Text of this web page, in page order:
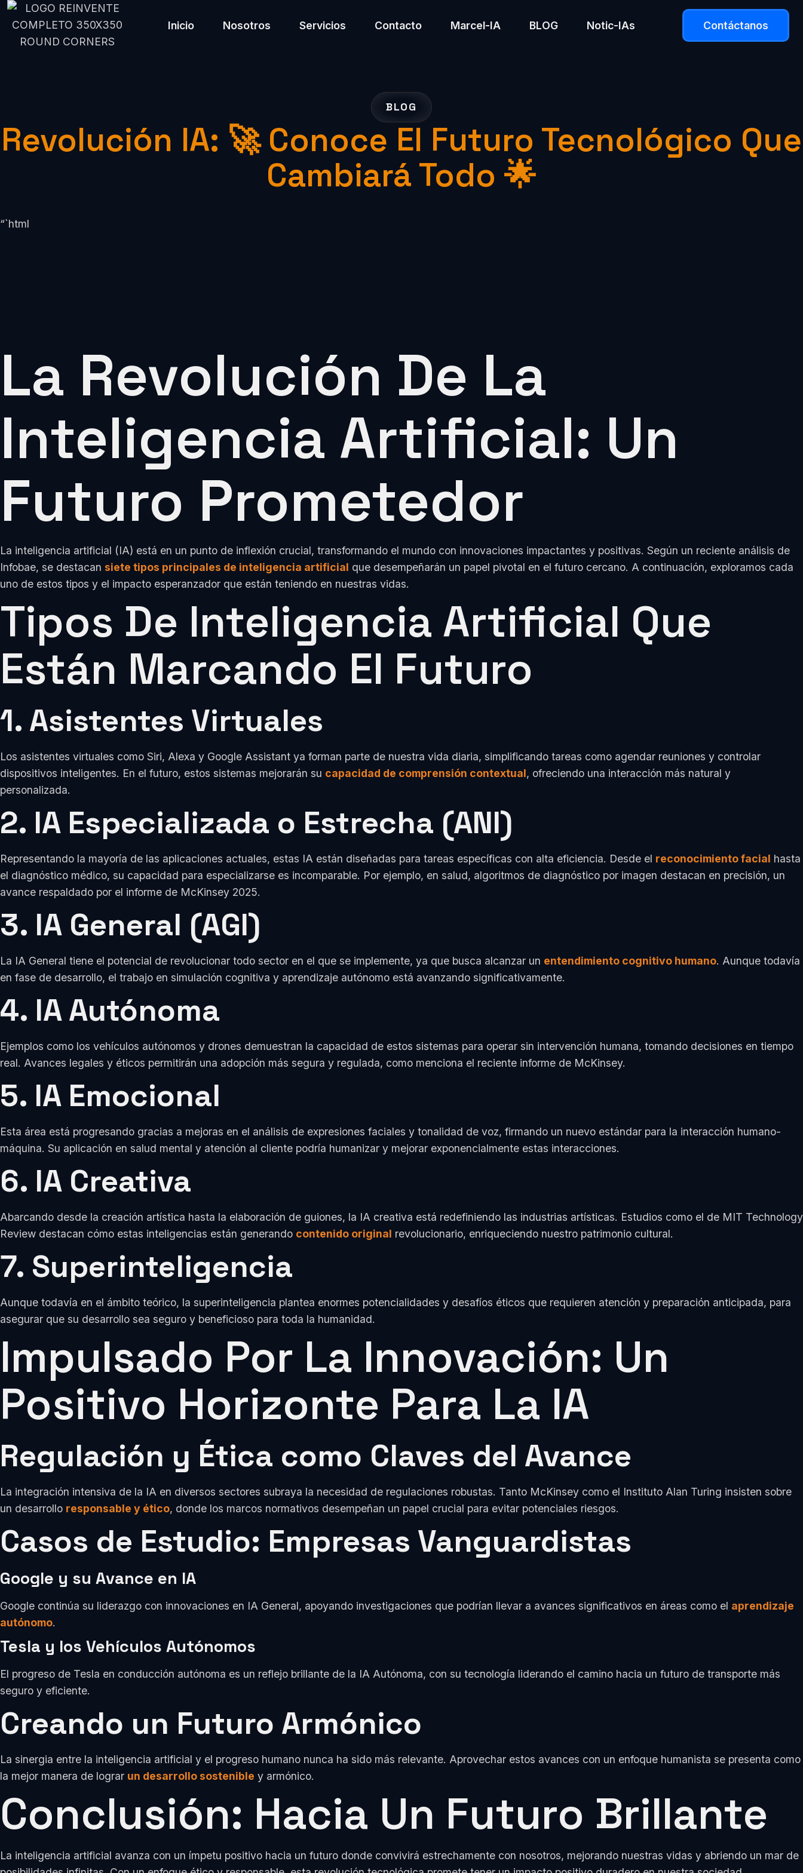
Inicio Nosotros Servicios Contacto Marcel-IA BLOG Notic-IAs Contáctanos
BLOG
Revolución IA: 🚀 Conoce El Futuro Tecnológico Que
Cambiará Todo 🌟
“`html
La Revolución De La
Inteligencia Artificial: Un
Futuro Prometedor
La inteligencia artificial (IA) está en un punto de inflexión crucial, transformando el mundo con innovaciones impactantes y positivas. Según un reciente análisis de
Infobae, se destacan siete tipos principales de inteligencia artificial que desempeñarán un papel pivotal en el futuro cercano. A continuación, exploramos cada
uno de estos tipos y el impacto esperanzador que están teniendo en nuestras vidas.
Tipos De Inteligencia Artificial Que
Están Marcando El Futuro
1. Asistentes Virtuales
Los asistentes virtuales como Siri, Alexa y Google Assistant ya forman parte de nuestra vida diaria, simplificando tareas como agendar reuniones y controlar
dispositivos inteligentes. En el futuro, estos sistemas mejorarán su capacidad de comprensión contextual, ofreciendo una interacción más natural y
personalizada.
2. IA Especializada o Estrecha (ANI)
Representando la mayoría de las aplicaciones actuales, estas IA están diseñadas para tareas específicas con alta eficiencia. Desde el reconocimiento facial hasta
el diagnóstico médico, su capacidad para especializarse es incomparable. Por ejemplo, en salud, algoritmos de diagnóstico por imagen destacan en precisión, un
avance respaldado por el informe de McKinsey 2025.
3. IA General (AGI)
La IA General tiene el potencial de revolucionar todo sector en el que se implemente, ya que busca alcanzar un entendimiento cognitivo humano. Aunque todavía
en fase de desarrollo, el trabajo en simulación cognitiva y aprendizaje autónomo está avanzando significativamente.
4. IA Autónoma
Ejemplos como los vehículos autónomos y drones demuestran la capacidad de estos sistemas para operar sin intervención humana, tomando decisiones en tiempo
real. Avances legales y éticos permitirán una adopción más segura y regulada, como menciona el reciente informe de McKinsey.
5. IA Emocional
Esta área está progresando gracias a mejoras en el análisis de expresiones faciales y tonalidad de voz, firmando un nuevo estándar para la interacción humano-
máquina. Su aplicación en salud mental y atención al cliente podría humanizar y mejorar exponencialmente estas interacciones.
6. IA Creativa
Abarcando desde la creación artística hasta la elaboración de guiones, la IA creativa está redefiniendo las industrias artísticas. Estudios como el de MIT Technology
Review destacan cómo estas inteligencias están generando contenido original revolucionario, enriqueciendo nuestro patrimonio cultural.
7. Superinteligencia
Aunque todavía en el ámbito teórico, la superinteligencia plantea enormes potencialidades y desafíos éticos que requieren atención y preparación anticipada, para
asegurar que su desarrollo sea seguro y beneficioso para toda la humanidad.
Impulsado Por La Innovación: Un
Positivo Horizonte Para La IA
Regulación y Ética como Claves del Avance
La integración intensiva de la IA en diversos sectores subraya la necesidad de regulaciones robustas. Tanto McKinsey como el Instituto Alan Turing insisten sobre
un desarrollo responsable y ético, donde los marcos normativos desempeñan un papel crucial para evitar potenciales riesgos.
Casos de Estudio: Empresas Vanguardistas
Google y su Avance en IA
Google continúa su liderazgo con innovaciones en IA General, apoyando investigaciones que podrían llevar a avances significativos en áreas como el aprendizaje
autónomo.
Tesla y los Vehículos Autónomos
El progreso de Tesla en conducción autónoma es un reflejo brillante de la IA Autónoma, con su tecnología liderando el camino hacia un futuro de transporte más
seguro y eficiente.
Creando un Futuro Armónico
La sinergia entre la inteligencia artificial y el progreso humano nunca ha sido más relevante. Aprovechar estos avances con un enfoque humanista se presenta como
la mejor manera de lograr un desarrollo sostenible y armónico.
Conclusión: Hacia Un Futuro Brillante
La inteligencia artificial avanza con un ímpetu positivo hacia un futuro donde convivirá estrechamente con nosotros, mejorando nuestras vidas y abriendo un mar de